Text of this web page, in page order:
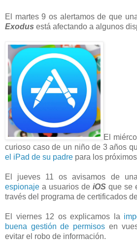
El martes 9 os alertamos de que
Exodus está afectando a algunos
El
curioso caso de un niño de 3 años
el iPad de su padre para los
El jueves 11 os avisamos de una
espionaje a usuarios de iOS que se
través del programa de certificados
El viernes 12 os explicamos la
buena gestión de permisos en
evitar el robo de información.